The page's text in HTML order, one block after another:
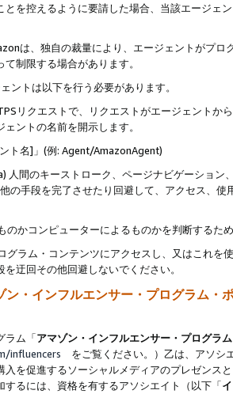
とを控えるように要請した場合、当該エージェ
は、独自の裁量により、エージェントがプ
制限する場合があります。
ントは以下を行う必要があります。
リクエストで、リクエストがエージェントか
ントの名前を開示します。
ト名]」(例: Agent/AmazonAgent)
人間のキーストローク、ページナビゲーショ
の手段を完了させたり回避して、アクセス、
のかコンピューターによるものかを判断するた
グラム・コンテンツにアクセスし、又はこれ
を迂回その他回避しないでください。
ン・インフルエンサー・プログラム・
ラム「アマゾン・インフルエンサー・プログラム
influencers をご覧ください。）乙は、アソシ
入を促進するソーシャルメディアのプレゼンス
するには、資格を有するアソシエイト（以下「